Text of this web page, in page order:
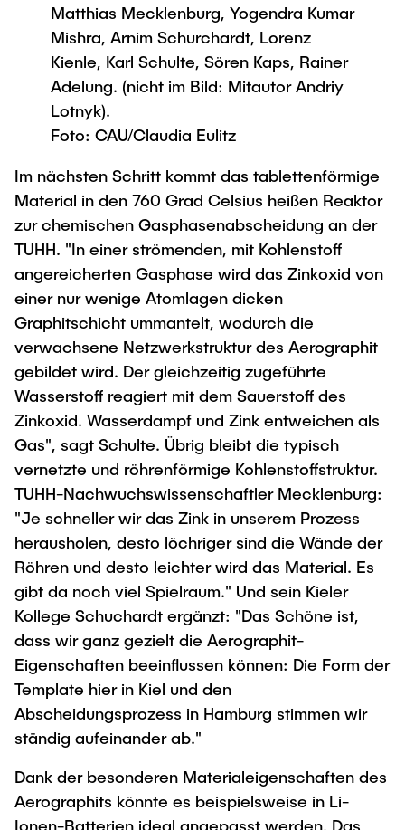
Matthias Mecklenburg, Yogendra Kumar
Mishra, Arnim Schurchardt, Lorenz
Kienle, Karl Schulte, Sören Kaps, Rainer
Adelung. (nicht im Bild: Mitautor Andriy
Lotnyk).
Foto: CAU/Claudia Eulitz
Im nächsten Schritt kommt das tablettenförmige
Material in den 760 Grad Celsius heißen Reaktor
zur chemischen Gasphasenabscheidung an der
TUHH. "In einer strömenden, mit Kohlenstoff
angereicherten Gasphase wird das Zinkoxid von
einer nur wenige Atomlagen dicken
Graphitschicht ummantelt, wodurch die
verwachsene Netzwerkstruktur des Aerographit
gebildet wird. Der gleichzeitig zugeführte
Wasserstoff reagiert mit dem Sauerstoff des
Zinkoxid. Wasserdampf und Zink entweichen als
Gas", sagt Schulte. Übrig bleibt die typisch
vernetzte und röhrenförmige Kohlenstoffstruktur.
TUHH-Nachwuchswissenschaftler Mecklenburg:
"Je schneller wir das Zink in unserem Prozess
herausholen, desto löchriger sind die Wände der
Röhren und desto leichter wird das Material. Es
gibt da noch viel Spielraum." Und sein Kieler
Kollege Schuchardt ergänzt: "Das Schöne ist,
dass wir ganz gezielt die Aerographit-
Eigenschaften beeinflussen können: Die Form der
Template hier in Kiel und den
Abscheidungsprozess in Hamburg stimmen wir
ständig aufeinander ab."
Dank der besonderen Materialeigenschaften des
Aerographits könnte es beispielsweise in Li-
Ionen-Batterien ideal angepasst werden. Das